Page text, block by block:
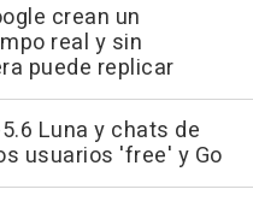
crean un
real y sin
puede replicar
Luna y chats de
usuarios 'free' y Go